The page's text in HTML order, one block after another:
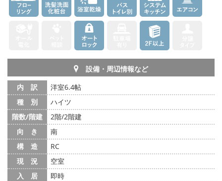
設備・周辺情報など
内 訳
洋室6.4帖
種 別
ハイツ
階数/階建
2階/2階建
向 き
南
構 造
RC
現 況
空室
入 居
即時